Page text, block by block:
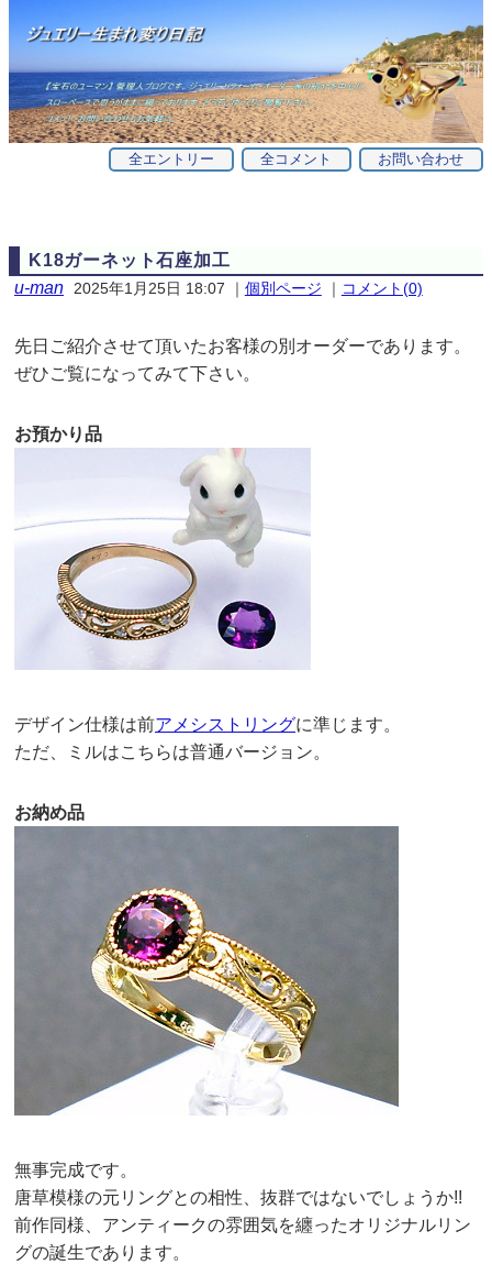
お問い合わせ
全コメント
全エントリー
K18ガーネット石座加工
u-man 2025年1月25日 18:07 ｜ 個別ページ ｜ コメント(0)
先日ご紹介させて頂いたお客様の別オーダーであります。
ぜひご覧になってみて下さい。
お預かり品
デザイン仕様は前アメシストリングに準じます。
ただ、ミルはこちらは普通バージョン。
お納め品
無事完成です。
唐草模様の元リングとの相性、抜群ではないでしょうか!!
前作同様、アンティークの雰囲気を纏ったオリジナルリン
グの誕生であります。